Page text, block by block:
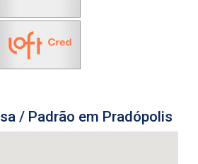
/ Padrão em Pradópolis